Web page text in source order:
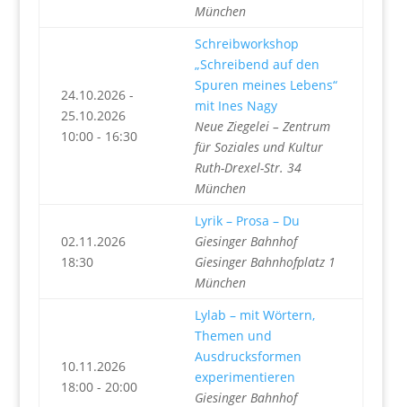
München
24.10.2026 -
25.10.2026
10:00 - 16:30
Schreibworkshop
„Schreibend auf den
Spuren meines Lebens“
mit Ines Nagy
Neue Ziegelei – Zentrum
für Soziales und Kultur
Ruth-Drexel-Str. 34
München
02.11.2026
18:30
Lyrik – Prosa – Du
Giesinger Bahnhof
Giesinger Bahnhofplatz 1
München
10.11.2026
18:00 - 20:00
Lylab – mit Wörtern,
Themen und
Ausdrucksformen
experimentieren
Giesinger Bahnhof